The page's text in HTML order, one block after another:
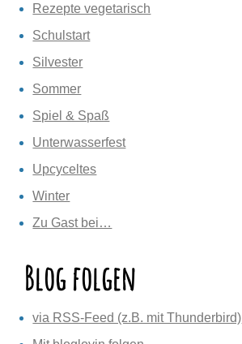
Rezepte vegetarisch
Schulstart
Silvester
Sommer
Spiel & Spaß
Unterwasserfest
Upcyceltes
Winter
Zu Gast bei…
Blog folgen
via RSS-Feed (z.B. mit Thunderbird)